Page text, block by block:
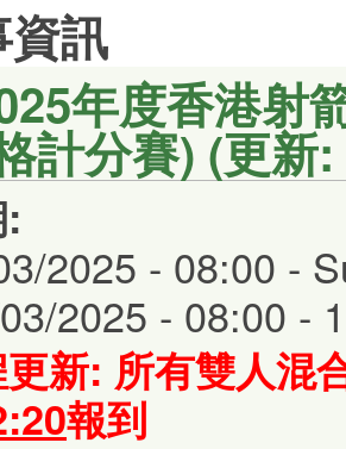
訊
年度香港射
計分賽) (更新
2025 - 08:00 -
2025 - 08:00 -
新: 所有雙人混
報到